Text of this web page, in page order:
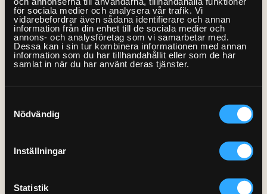
för sociala medier och analysera vår trafik. Vi
vidarebefordrar även sådana identifierare och annan
information från din enhet till de sociala medier och
annons- och analysföretag som vi samarbetar med.
Dessa kan i sin tur kombinera informationen med annan
information som du har tillhandahållit eller som de har
samlat in när du har använt deras tjänster.
Nödvändig
Inställningar
Statistik
Utomhusinstallationer
Vanliga frågor
Var finns vi?
Fakta om RUT- och ROT-avdraget
Våra partners
Våra Fixare
Bolag med faktura
0770-220 720
Kundservice
Skruv & plugg
Bitssatts
Hålsåg
Borrsats
Tumstock
Blandarnyckel
Polygrip